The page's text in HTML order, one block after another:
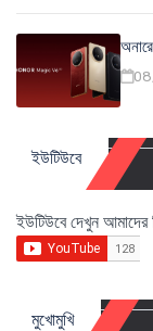
ইউটিউবে
ইউটিউবে দেখুন আমাদের
মুখোমুখি